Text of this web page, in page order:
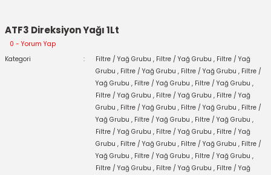
ATF3 Direksiyon Yağı 1Lt
0 - Yorum Yap
Kategori
Filtre / Yağ Grubu , Filtre / Yağ Grubu , Filtre / Yağ
Grubu , Filtre / Yağ Grubu , Filtre / Yağ Grubu , Filtre /
Yağ Grubu , Filtre / Yağ Grubu , Filtre / Yağ Grubu ,
Filtre / Yağ Grubu , Filtre / Yağ Grubu , Filtre / Yağ
Grubu , Filtre / Yağ Grubu , Filtre / Yağ Grubu , Filtre /
Yağ Grubu , Filtre / Yağ Grubu , Filtre / Yağ Grubu ,
Filtre / Yağ Grubu , Filtre / Yağ Grubu , Filtre / Yağ
Grubu , Filtre / Yağ Grubu , Filtre / Yağ Grubu , Filtre /
Yağ Grubu , Filtre / Yağ Grubu , Filtre / Yağ Grubu ,
Filtre / Yağ Grubu , Filtre / Yağ Grubu , Filtre / Yağ